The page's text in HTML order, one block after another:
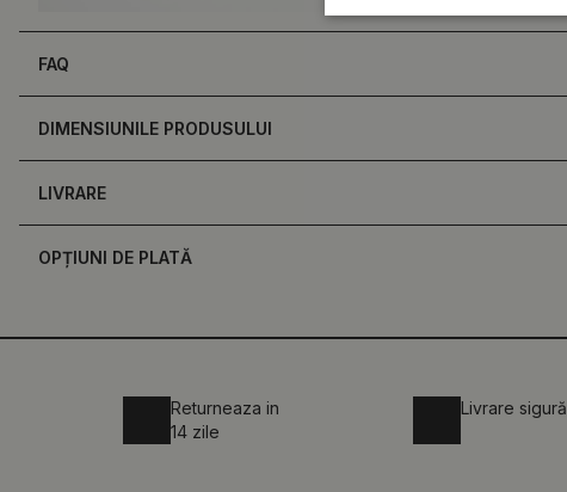
FAQ
DIMENSIUNILE PRODUSULUI
LIVRARE
OPȚIUNI DE PLATĂ
Returneaza in
14 zile
Livrare sigură